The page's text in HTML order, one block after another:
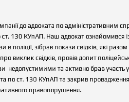
до адвоката по адміністративним
130 КУпАП. Наш адвокат ознайомився
в поліції, зібрав покази свідків, які
виклик свідків, провів допит
недопустимими та активно брав участь у
по ст. 130 КУпАП та закрив провадження
правопорушення.